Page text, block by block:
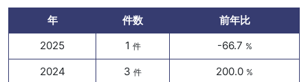
年 件数
前年比
2025
1 件 -66.7 %
2024 3 件 200.0 %